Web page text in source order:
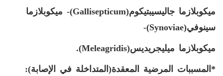
ميكوبلازما جاليسيبتيكوم(Gallisepticum)- ميكوبلازما
سينوفي((synoviae
-
ميكوبلازما ميليجريديس(Meleagridis
).
*المسببات المرضية المعقدة(المتداخلة في الإصابة):